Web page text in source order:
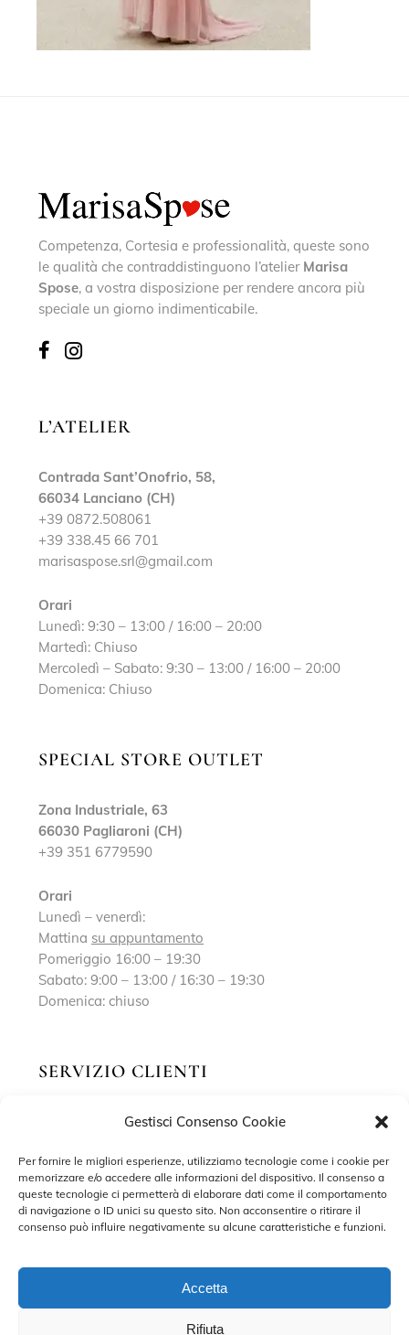
Gestisci Consenso Cookie
Per fornire le migliori esperienze, utilizziamo tecnologie come i cookie per
memorizzare e/o accedere alle informazioni del dispositivo. Il consenso a
queste tecnologie ci permetterà di elaborare dati come il comportamento
di navigazione o ID unici su questo sito. Non acconsentire o ritirare il
consenso può influire negativamente su alcune caratteristiche e funzioni.
Accetta
Rifiuta
Competenza, Cortesia e professionalità, queste sono
le qualità che contraddistinguono l’atelier Marisa
Spose, a vostra disposizione per rendere ancora più
speciale un giorno indimenticabile.
L’ATELIER
Contrada Sant’Onofrio, 58,
66034 Lanciano (CH)
+39 0872.508061
+39 338.45 66 701
marisaspose.srl@gmail.com
Orari
Lunedì: 9:30 – 13:00 / 16:00 – 20:00
Martedì: Chiuso
Mercoledì – Sabato: 9:30 – 13:00 / 16:00 – 20:00
Domenica: Chiuso
SPECIAL STORE OUTLET
Zona Industriale, 63
66030 Pagliaroni (CH)
+39 351 6779590
Orari
Lunedì – venerdì:
Mattina su appuntamento
Pomeriggio 16:00 – 19:30
Sabato: 9:00 – 13:00 / 16:30 – 19:30
Domenica: chiuso
SERVIZIO CLIENTI
Richiedi un appuntamento
Contatti
Privacy Policy
Cookie Policy